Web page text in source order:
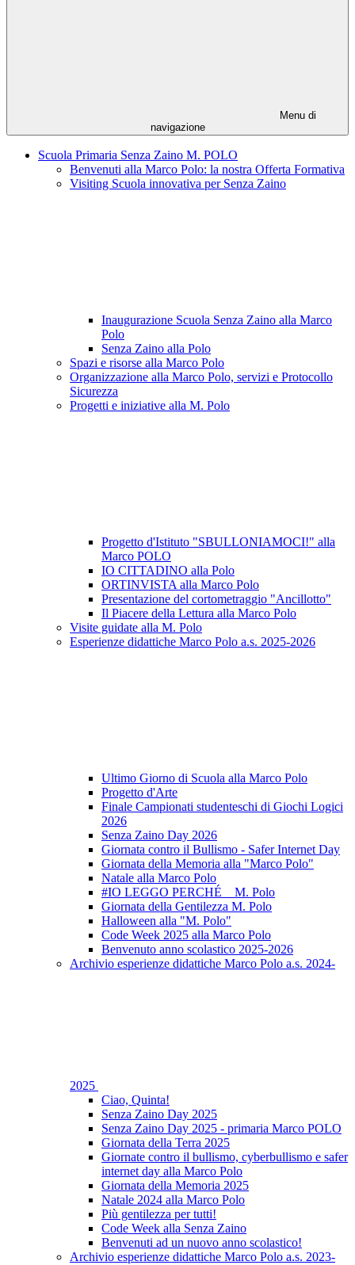
Menu di
navigazione
Scuola Primaria Senza Zaino M. POLO
Benvenuti alla Marco Polo: la nostra Offerta Formativa
Visiting Scuola innovativa per Senza Zaino
Inaugurazione Scuola Senza Zaino alla Marco
Polo
Senza Zaino alla Polo
Spazi e risorse alla Marco Polo
Organizzazione alla Marco Polo, servizi e Protocollo
Sicurezza
Progetti e iniziative alla M. Polo
Progetto d'Istituto "SBULLONIAMOCI!" alla
Marco POLO
IO CITTADINO alla Polo
ORTINVISTA alla Marco Polo
Presentazione del cortometraggio "Ancillotto"
Il Piacere della Lettura alla Marco Polo
Visite guidate alla M. Polo
Esperienze didattiche Marco Polo a.s. 2025-2026
Ultimo Giorno di Scuola alla Marco Polo
Progetto d'Arte
Finale Campionati studenteschi di Giochi Logici
2026
Senza Zaino Day 2026
Giornata contro il Bullismo - Safer Internet Day
Giornata della Memoria alla "Marco Polo"
Natale alla Marco Polo
#IO LEGGO PERCHÉ _ M. Polo
Giornata della Gentilezza M. Polo
Halloween alla "M. Polo"
Code Week 2025 alla Marco Polo
Benvenuto anno scolastico 2025-2026
Archivio esperienze didattiche Marco Polo a.s. 2024-
2025
Ciao, Quinta!
Senza Zaino Day 2025
Senza Zaino Day 2025 - primaria Marco POLO
Giornata della Terra 2025
Giornate contro il bullismo, cyberbullismo e safer
internet day alla Marco Polo
Giornata della Memoria 2025
Natale 2024 alla Marco Polo
Più gentilezza per tutti!
Code Week alla Senza Zaino
Benvenuti ad un nuovo anno scolastico!
Archivio esperienze didattiche Marco Polo a.s. 2023-